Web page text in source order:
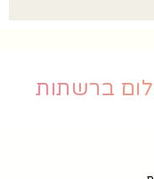
ברשתות